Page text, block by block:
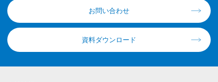
お問い合わせ
資料ダウンロード